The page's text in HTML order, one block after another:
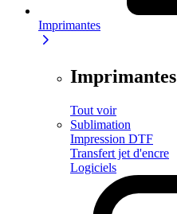
Imprimantes
Imprimantes
Tout voir
Sublimation
Impression DTF
Transfert jet d'encre
Logiciels